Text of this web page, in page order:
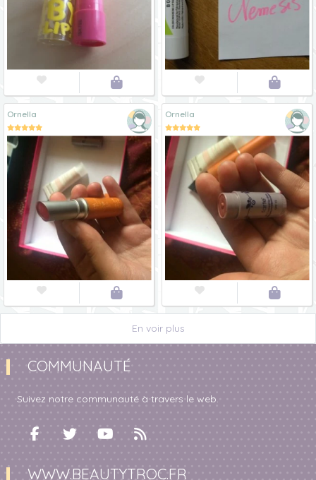
   
Ornella
 
Ornella
 
En voir plus
COMMUNAUTÉ
Suivez notre communauté à travers le web.
WWW.BEAUTYTROC.FR